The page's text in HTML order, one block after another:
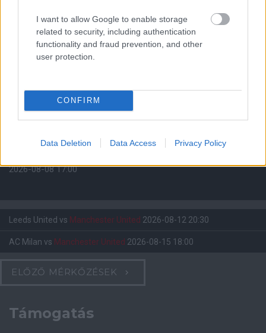
I want to allow Google to enable storage
related to security, including authentication
functionality and fraud prevention, and other
user protection.
CONFIRM
Data Deletion Data Access Privacy Policy
Meccs Center
Paris Saint-Germain
Manchester United
Felkészülési szezon 4. mérkőzés
2026-08-08 17:00
Leeds United vs Manchester United 2026-08-12 20:30
AC Milan vs Manchester United 2026-08-15 18:00
ELŐZŐ MÉRKŐZÉSEK
Támogatás